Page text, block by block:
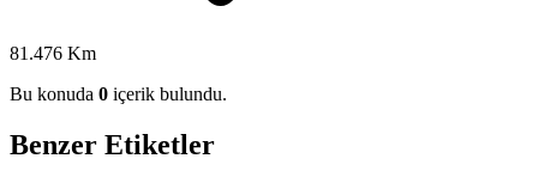
81.476 Km
Bu konuda 0 içerik bulundu.
Benzer Etiketler